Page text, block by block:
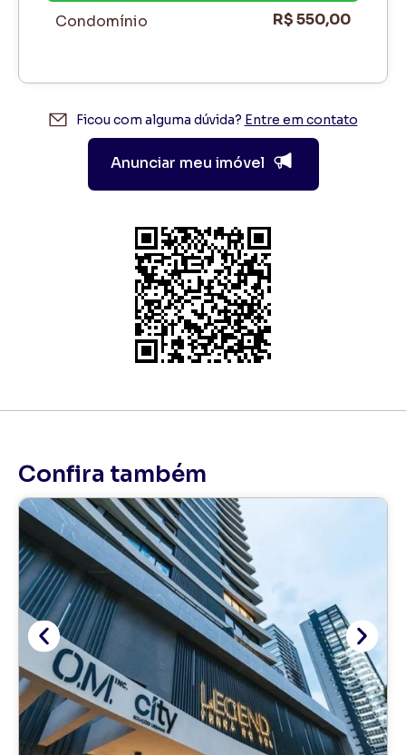
Condomínio R$ 550,00
Ficou com alguma dúvida? Entre em contato
Anunciar meu imóvel
Confira também